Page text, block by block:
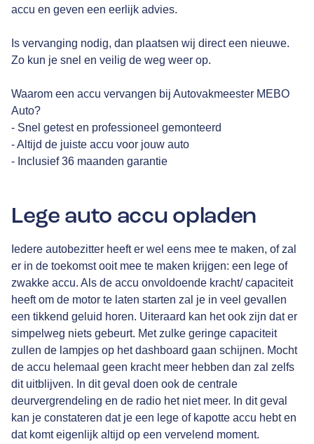
accu en geven een eerlijk advies.
Is vervanging nodig, dan plaatsen wij direct een nieuwe.
Zo kun je snel en veilig de weg weer op.
Waarom een accu vervangen bij Autovakmeester MEBO
Auto?
- Snel getest en professioneel gemonteerd
- Altijd de juiste accu voor jouw auto
- Inclusief 36 maanden garantie
Lege auto accu opladen
Iedere autobezitter heeft er wel eens mee te maken, of zal
er in de toekomst ooit mee te maken krijgen: een lege of
zwakke accu. Als de accu onvoldoende kracht/ capaciteit
heeft om de motor te laten starten zal je in veel gevallen
een tikkend geluid horen. Uiteraard kan het ook zijn dat er
simpelweg niets gebeurt. Met zulke geringe capaciteit
zullen de lampjes op het dashboard gaan schijnen. Mocht
de accu helemaal geen kracht meer hebben dan zal zelfs
dit uitblijven. In dit geval doen ook de centrale
deurvergrendeling en de radio het niet meer. In dit geval
kan je constateren dat je een lege of kapotte accu hebt en
dat komt eigenlijk altijd op een vervelend moment.